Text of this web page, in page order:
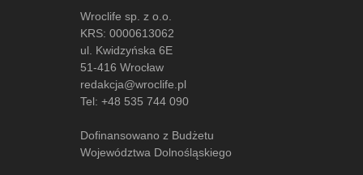
Wroclife sp. z o.o.
KRS: 0000613062
ul. Kwidzyńska 6E
51-416 Wrocław
redakcja@wroclife.pl
Tel: +48 535 744 090
Dofinansowano z Budżetu
Województwa Dolnośląskiego